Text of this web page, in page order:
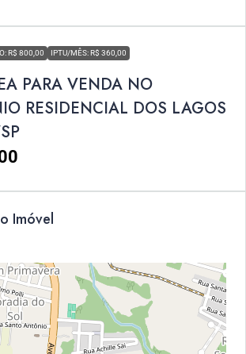
R$ 800,00 IPTU/MÊS: R$ 360,00
PARA VENDA NO
RESIDENCIAL DOS LAGOS
Imóvel